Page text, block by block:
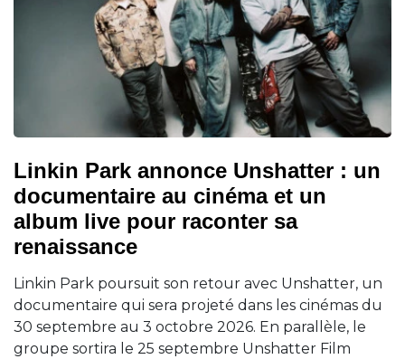
Linkin Park annonce Unshatter : un
documentaire au cinéma et un
album live pour raconter sa
renaissance
Linkin Park poursuit son retour avec Unshatter, un
documentaire qui sera projeté dans les cinémas du
30 septembre au 3 octobre 2026. En parallèle, le
groupe sortira le 25 septembre Unshatter Film